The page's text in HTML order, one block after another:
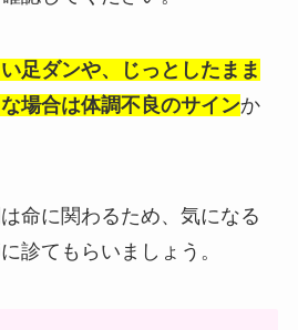
足ダンや、じっとしたまま
場合は体調不良のサインか
命に関わるため、気になる
診てもらいましょう。